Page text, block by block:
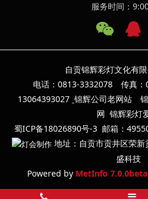
服务时间：
自贡锦辉彩灯文化有
电话：0813-3332078 传真
13064393027 锦辉公司老网站
网 锦辉彩灯
蜀ICP备18026890号-3 邮箱：
地址：自贡市贡井区荣
盛科技
Powered by MetInfo 7.0.0beta